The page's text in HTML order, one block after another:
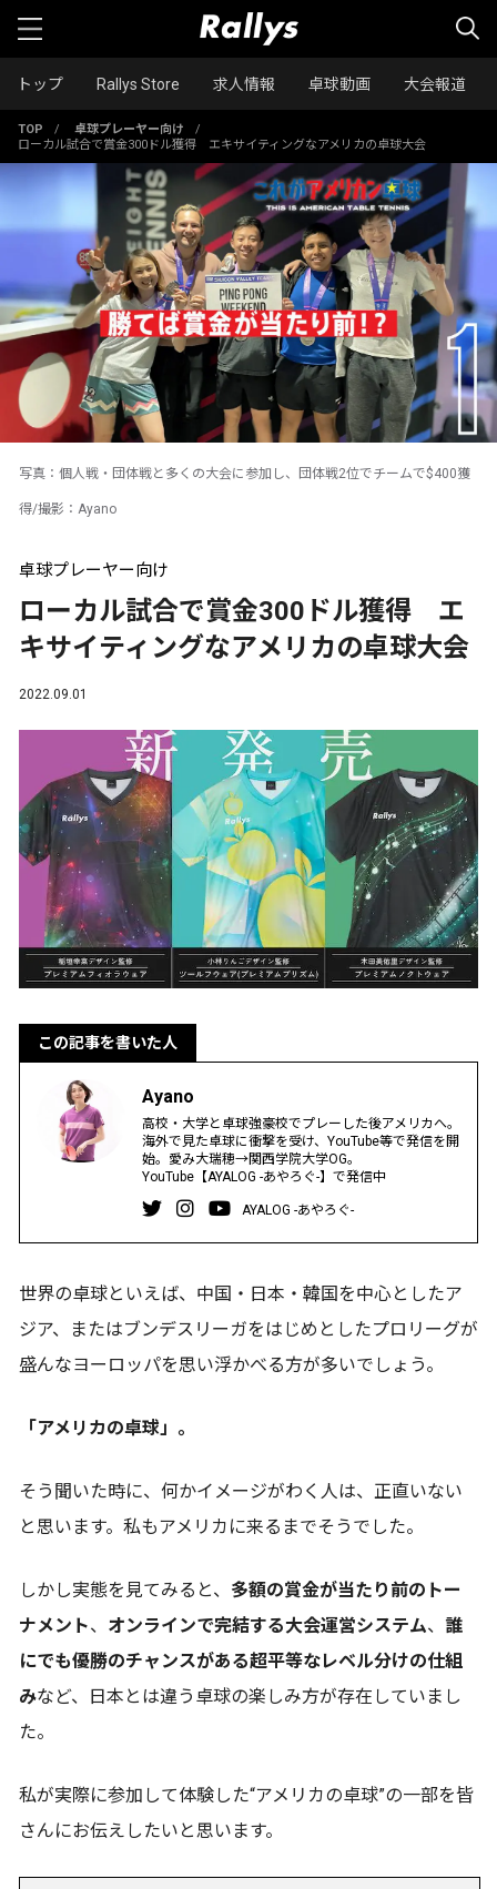
トップ Rallys Store 求人情報 卓球動画 大会報道
TOP / 卓球プレーヤー向け
/
ローカル試合で賞金300ドル獲得 エキサイティングなアメリカの卓球大会
写真：個人戦・団体戦と多くの大会に参加し、団体戦2位でチームで$400獲
得/撮影：Ayano
卓球プレーヤー向け
ローカル試合で賞金300ドル獲得 エ
キサイティングなアメリカの卓球大会
2022.09.01
この記事を書いた人
Ayano
高校・大学と卓球強豪校でプレーした後アメリカへ。
海外で見た卓球に衝撃を受け、YouTube等で発信を開
始。愛み大瑞穂→関西学院大学OG。
YouTube【AYALOG -あやろぐ-】 で発信中
AYALOG -あやろぐ-
世界の卓球といえば、中国・日本・韓国を中心としたア
ジア、またはブンデスリーガをはじめとしたプロリーグが
盛んなヨーロッパを思い浮かべる方が多いでしょう。
「アメリカの卓球」。
そう聞いた時に、何かイメージがわく人は、正直いない
と思います。私もアメリカに来るまでそうでした。
しかし実態を見てみると、 多額の賞金が当たり前のトー
ナメント、 オンラインで完結する大会運営システム、 誰
にでも優勝のチャンスがある超平等なレベル分けの仕組
みなど、日本とは違う卓球の楽しみ方が存在していまし
た。
私が実際に参加して体験した“アメリカの卓球”の一部を皆
さんにお伝えしたいと思います。